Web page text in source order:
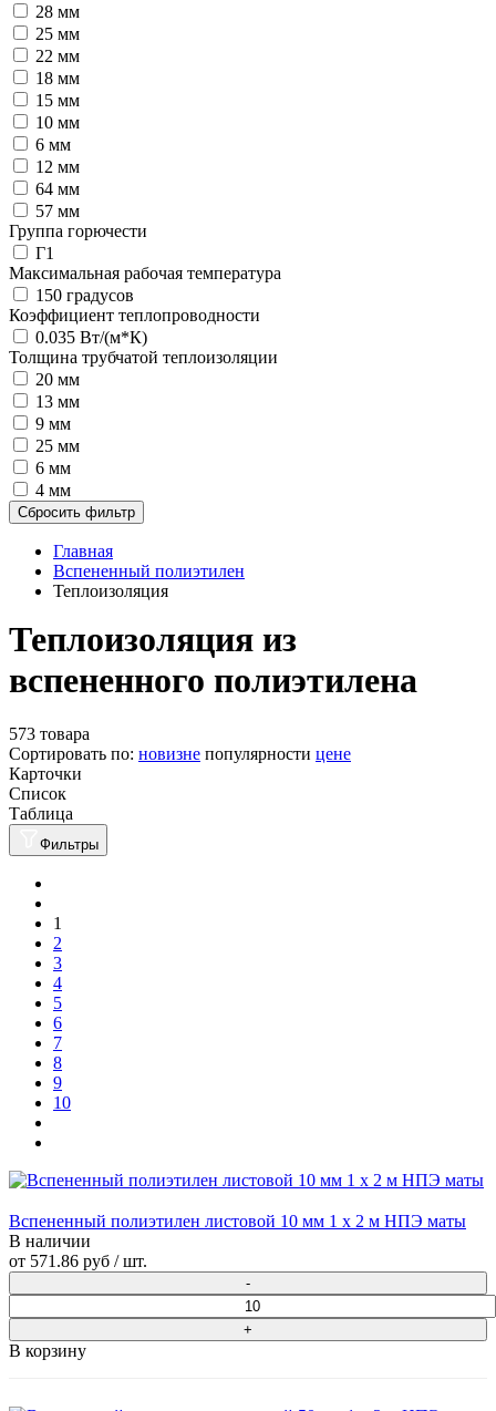
28 мм
25 мм
22 мм
18 мм
15 мм
10 мм
6 мм
12 мм
64 мм
57 мм
Группа горючести
Г1
Максимальная рабочая температура
150 градусов
Коэффициент теплопроводности
0.035 Вт/(м*К)
Толщина трубчатой теплоизоляции
20 мм
13 мм
9 мм
25 мм
6 мм
4 мм
Сбросить фильтр
Главная
Вспененный полиэтилен
Теплоизоляция
Теплоизоляция из
вспененного полиэтилена
573 товара
Сортировать по: новизне популярности цене
Карточки
Список
Таблица
Фильтры
1
2
3
4
5
6
7
8
9
10
Вспененный полиэтилен листовой 10 мм 1 х 2 м НПЭ маты
В наличии
от 571.86 руб / шт.
В корзину